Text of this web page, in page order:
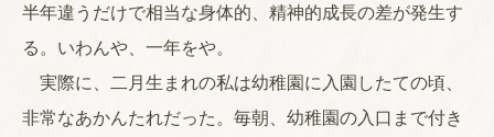
半年違うだけで相当な身体的、精神的成長の差が発生す
る。いわんや、一年をや。
実際に、二月生まれの私は幼稚園に入園したての頃、
非常なあかんたれだった。毎朝、幼稚園の入口まで付き